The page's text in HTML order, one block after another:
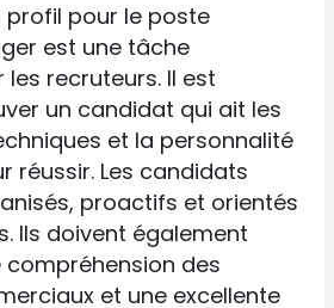
profil pour le poste
est une tâche
recruteurs. Il est
un candidat qui ait les
et la personnalité
réussir. Les candidats
proactifs et orientés
Ils doivent également
des
et une excellente